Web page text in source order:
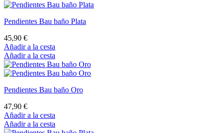
Pendientes Bau baño Plata
45,90 €
Añadir a la cesta
Añadir a la cesta
Pendientes Bau baño Oro
47,90 €
Añadir a la cesta
Añadir a la cesta